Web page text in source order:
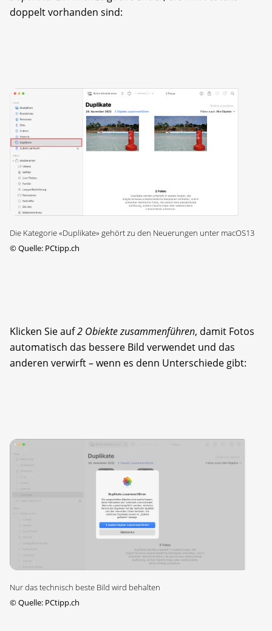
doppelt vorhanden sind:
Die Kategorie «Duplikate» gehört zu den Neuerungen unter macOS13
©Quelle: PCtipp.ch
Klicken Sie auf2 Obiekte zusammenführen, damit Fotos
automatisch das bessere Bild verwendet und das
anderen verwirft – wenn es denn Unterschiede gibt:
Nur das technisch beste Bild wird behalten
©Quelle: PCtipp.ch